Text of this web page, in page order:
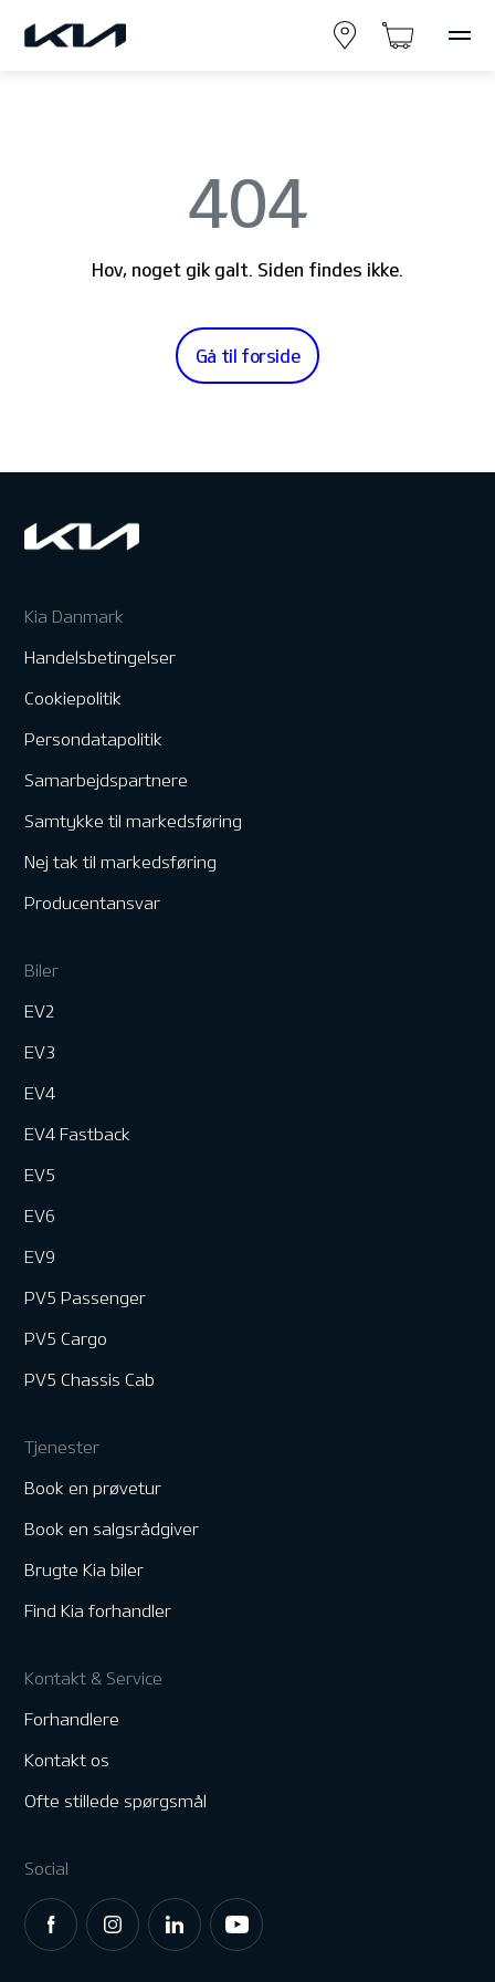
404
Hov, noget gik galt. Siden findes ikke.
Gå til forside
Kia Danmark
Handelsbetingelser
Cookiepolitik
Persondatapolitik
Samarbejdspartnere
Samtykke til markedsføring
Nej tak til markedsføring
Producentansvar
Biler
EV2
EV3
EV4
EV4 Fastback
EV5
EV6
EV9
PV5 Passenger
PV5 Cargo
PV5 Chassis Cab
Tjenester
Book en prøvetur
Book en salgsrådgiver
Brugte Kia biler
Find Kia forhandler
Kontakt & Service
Forhandlere
Kontakt os
Ofte stillede spørgsmål
Social